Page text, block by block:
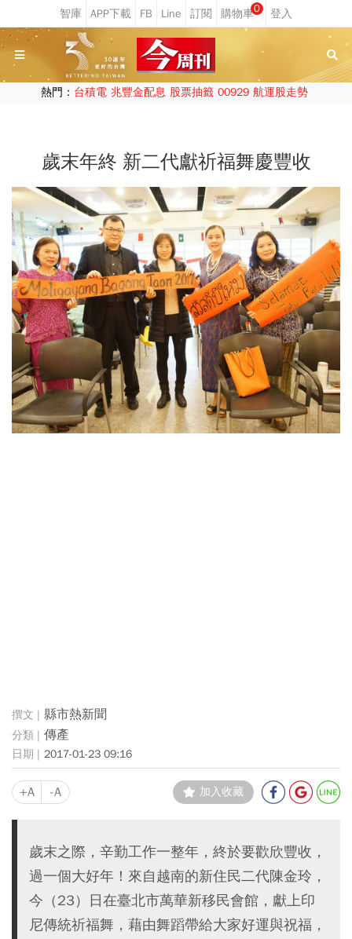
0
熱門： 台積電 兆豐金配息 股票抽籤 00929 航運股走勢
歲末年終 新二代獻祈福舞慶豐收
縣市熱新聞
傳產
2017-01-23 09:16
+A -A 加入收藏
歲末之際，辛勤工作一整年，終於要歡欣豐收，
過一個大好年！來自越南的新住民二代陳金玲，
今（23）日在臺北市萬華新移民會館，獻上印
尼傳統祈福舞，藉由舞蹈帶給大家好運與祝福，